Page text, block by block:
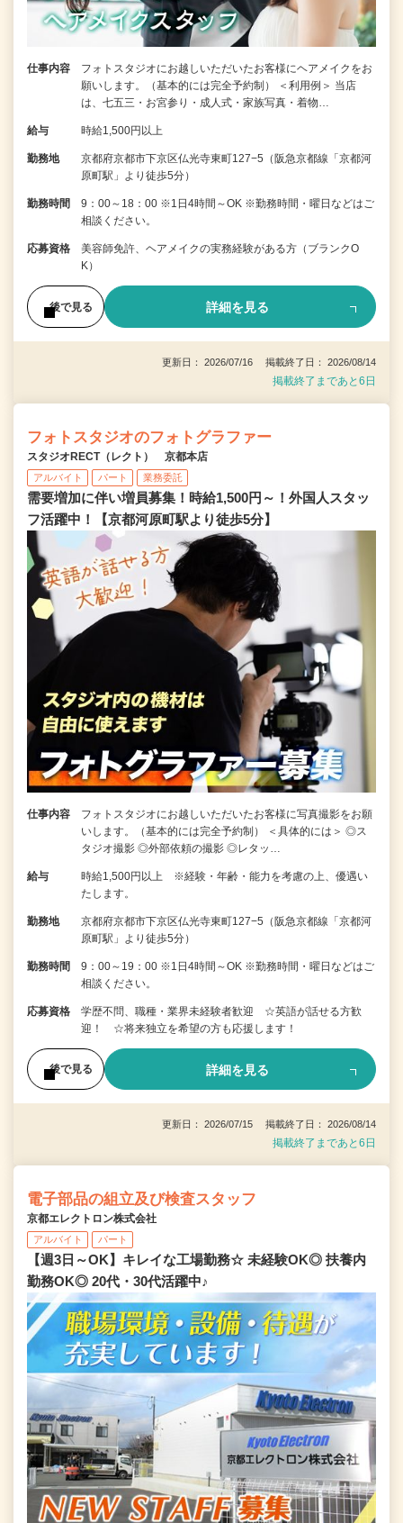
仕事内容
フォトスタジオにお越しいただいたお客様にヘアメイクをお
願いします。（基本的には完全予約制） ＜利用例＞ 当店
は、七五三・お宮参り・成人式・家族写真・着物…
給与 時給1,500円以上
勤務地
京都府京都市下京区仏光寺東町127−5（阪急京都線「京都河
原町駅」より徒歩5分）
勤務時間
9：00～18：00 ※1日4時間～OK ※勤務時間・曜日などはご
相談ください。
応募資格
美容師免許、ヘアメイクの実務経験がある方（ブランクO
K）
後で見る 詳細を見る
更新日： 2026/07/16 掲載終了日： 2026/08/14
掲載終了まであと6日
フォトスタジオのフォトグラファー
スタジオRECT（レクト） 京都本店
アルバイト パート 業務委託
需要増加に伴い増員募集！時給1,500円～！外国人スタッ
フ活躍中！【京都河原町駅より徒歩5分】
仕事内容
フォトスタジオにお越しいただいたお客様に写真撮影をお願
いします。（基本的には完全予約制） ＜具体的には＞ ◎ス
タジオ撮影 ◎外部依頼の撮影 ◎レタッ…
給与
時給1,500円以上 ※経験・年齢・能力を考慮の上、優遇い
たします。
勤務地
京都府京都市下京区仏光寺東町127−5（阪急京都線「京都河
原町駅」より徒歩5分）
勤務時間
9：00～19：00 ※1日4時間～OK ※勤務時間・曜日などはご
相談ください。
応募資格
学歴不問、職種・業界未経験者歓迎 ☆英語が話せる方歓
迎！ ☆将来独立を希望の方も応援します！
後で見る 詳細を見る
更新日： 2026/07/15 掲載終了日： 2026/08/14
掲載終了まであと6日
電子部品の組立及び検査スタッフ
京都エレクトロン株式会社
アルバイト パート
【週3日～OK】キレイな工場勤務☆ 未経験OK◎ 扶養内
勤務OK◎ 20代・30代活躍中♪